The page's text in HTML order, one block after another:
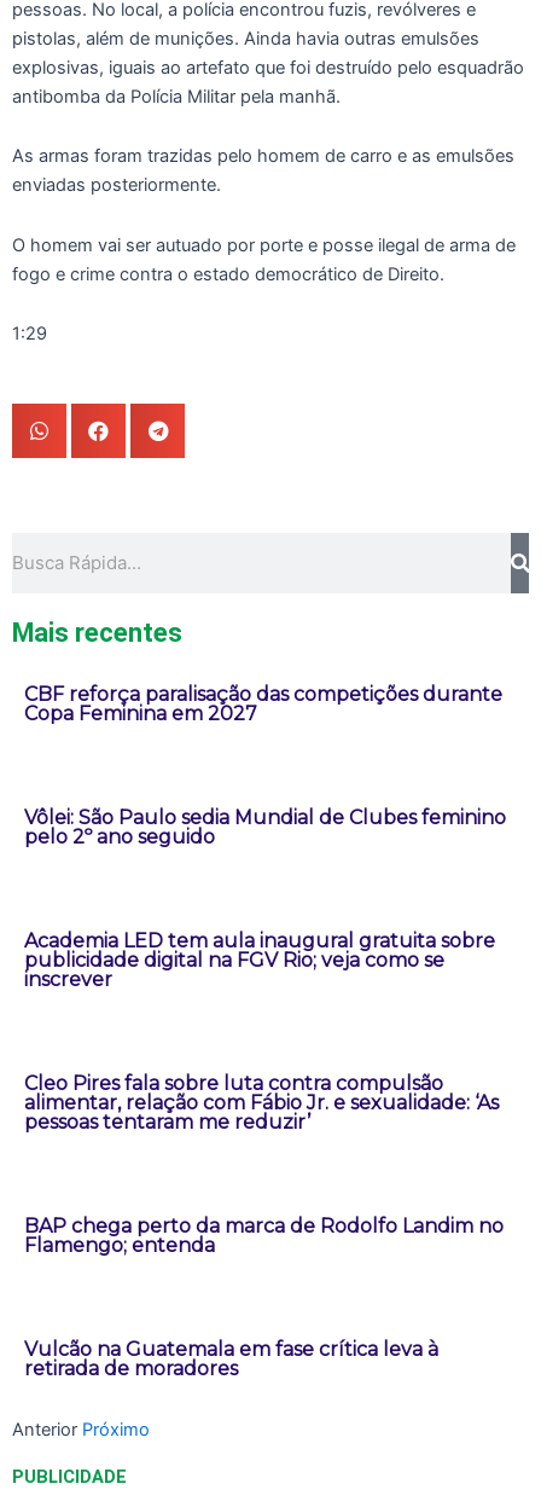
pessoas. No local, a polícia encontrou fuzis, revólveres e
pistolas, além de munições. Ainda havia outras emulsões
explosivas, iguais ao artefato que foi destruído pelo esquadrão
antibomba da Polícia Militar pela manhã.
As armas foram trazidas pelo homem de carro e as emulsões
enviadas posteriormente.
O homem vai ser autuado por porte e posse ilegal de arma de
fogo e crime contra o estado democrático de Direito.
1:29
Mais recentes
CBF reforça paralisação das competições durante
Copa Feminina em 2027
Vôlei: São Paulo sedia Mundial de Clubes feminino
pelo 2º ano seguido
Academia LED tem aula inaugural gratuita sobre
publicidade digital na FGV Rio; veja como se
inscrever
Cleo Pires fala sobre luta contra compulsão
alimentar, relação com Fábio Jr. e sexualidade: ‘As
pessoas tentaram me reduzir’
BAP chega perto da marca de Rodolfo Landim no
Flamengo; entenda
Vulcão na Guatemala em fase crítica leva à
retirada de moradores
Anterior Próximo
PUBLICIDADE